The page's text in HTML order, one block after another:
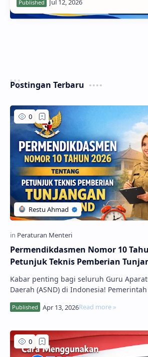
Postingan Terbaru
Permendikdasmen Nomor 10
Petunjuk Teknis Pemberian
Kabar penting bagi seluruh Guru
Daerah (ASND) di Indonesia!
Kementerian Pendidikan Dasar dan